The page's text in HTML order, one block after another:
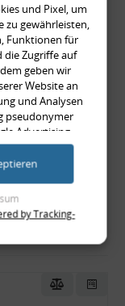
BENZ, PUCH
14,90 €
14,90 € pro Stück
Lieferzeit: 1-2 Tage
und Pixel, um
gewährleisten,
Funktionen für
die Zugriffe auf
geben wir
Website an
und Analysen
pseudonymer
Advertising
mit
haben
haben
Einwilligung zur
Sie jederzeit
Button links
by Tracking-